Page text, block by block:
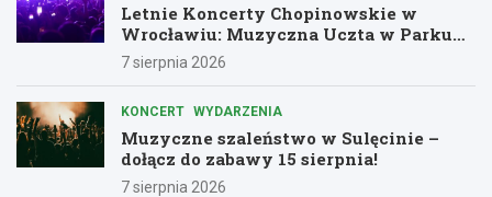
Letnie Koncerty Chopinowskie w
Wrocławiu: Muzyczna Uczta w Parku
Południowym!
7 sierpnia 2026
KONCERT WYDARZENIA
Muzyczne szaleństwo w Sulęcinie –
dołącz do zabawy 15 sierpnia!
7 sierpnia 2026